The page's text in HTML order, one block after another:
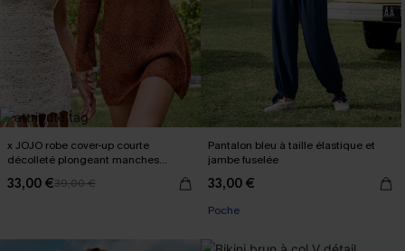
x JOJO robe cover-up courte
décolleté plongeant manches
33,00 €39,00 €
Pantalon bleu à taille élastique et
jambe fuselée
33,00 €
Poche